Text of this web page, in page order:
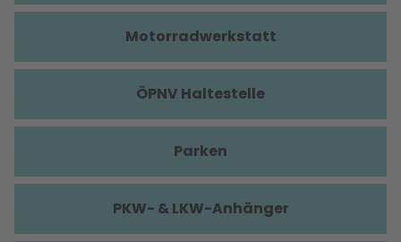
Motorradwerkstatt
ÖPNV Haltestelle
Parken
PKW- & LKW-Anhänger